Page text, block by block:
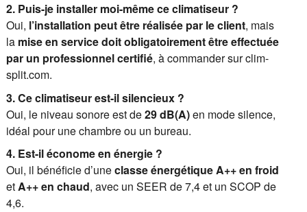
2. Puis-je installer moi-même ce climatiseur ?
Oui, l’installation peut être réalisée par le client, mais
la mise en service doit obligatoirement être effectuée
par un professionnel certifié, à commander sur clim-
split.com.
3. Ce climatiseur est-il silencieux ?
Oui, le niveau sonore est de29 dB(A)en mode silence,
idéal pour une chambre ou un bureau.
4. Est-il économe en énergie ?
Oui, il bénéficie d’uneclasse énergétique A++ en froid
etA++ en chaud, avec un SEER de 7,4 et un SCOP de
4,6.